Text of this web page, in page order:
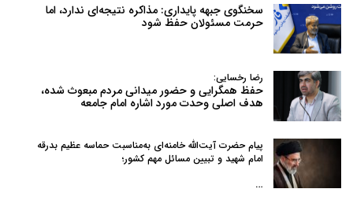
سخنگوی جبهه پایداری: مذاکره نتیجه‌ای ندارد، اما
حرمت مسئولان حفظ شود
رضا رخسایی:
حفظ همگرایی و حضور میدانی مردم مبعوث شده،
هدف اصلی وحدت مورد اشاره امام جامعه
پیام حضرت آیت‌الله خامنه‌ای به‌مناسبت حماسه عظیم بدرقه
امام شهید و تبیین مسائل مهم کشور؛
…